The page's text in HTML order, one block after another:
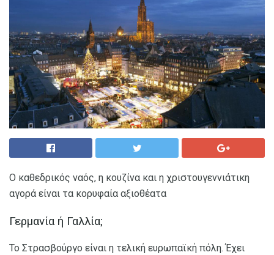
Ο καθεδρικός ναός, η κουζίνα και η χριστουγεννιάτικη
αγορά είναι τα κορυφαία αξιοθέατα
Γερμανία ή Γαλλία;
Το Στρασβούργο είναι η τελική ευρωπαϊκή πόλη. Έχει